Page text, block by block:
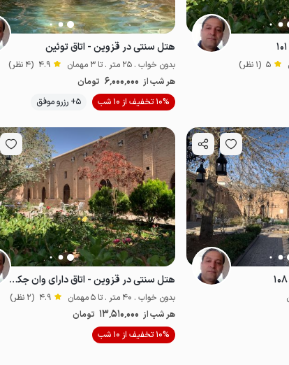
5 (1 نظر)
موقعیت در نقشه
هتل سنتی در قزوین - اتاق توئین
بدون خواب . 25 متر . تا 3 مهمان 4.9 (4 نظر)
هر شب از 6٬000٬000 تومان
10% تخفیف از 10 شب
5+ رزرو موفق
موقعیت در نقشه
هتل سنتی در قزوین - اتاق دارای وان جکوزی
بدون خواب . 40 متر . تا 5 مهمان 4.9 (2 نظر)
هر شب از 13٬510٬000 تومان
10% تخفیف از 10 شب